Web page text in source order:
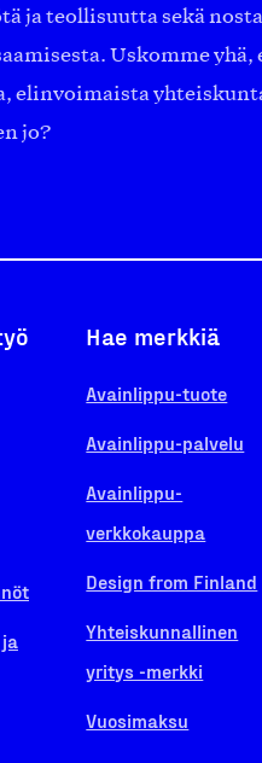
ja teollisuutta sekä
Uskomme
elinvoimaista
jo?
Hae merkkiä
Avainlippu-tuote
Avainlippu-palvelu
Avainlippu-
verkkokauppa
Design from Finland
Yhteiskunnallinen
yritys -merkki
Vuosimaksu